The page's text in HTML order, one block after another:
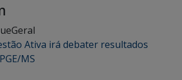
Geral
Ativa irá debater resultados
MS